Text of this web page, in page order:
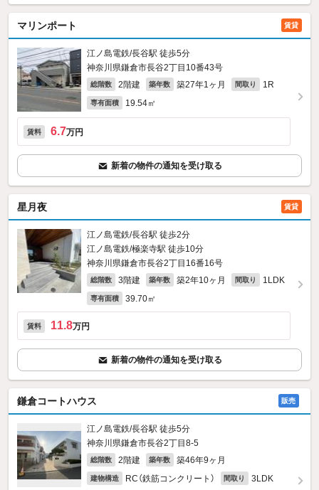
マリンポート 賃貸
江ノ島電鉄/長谷駅 徒歩5分
神奈川県鎌倉市長谷2丁目10番43号
総階数 2階建 築年数 築27年1ヶ月 間取り 1R
専有面積 19.54㎡
賃料 6.7万円
新着の物件の通知を受け取る
星月夜 賃貸
江ノ島電鉄/長谷駅 徒歩2分
江ノ島電鉄/極楽寺駅 徒歩10分
神奈川県鎌倉市長谷2丁目16番16号
総階数 3階建 築年数 築2年10ヶ月 間取り 1LDK
専有面積 39.70㎡
賃料 11.8万円
新着の物件の通知を受け取る
鎌倉コートハウス 販売
江ノ島電鉄/長谷駅 徒歩5分
神奈川県鎌倉市長谷2丁目8-5
総階数 2階建 築年数 築46年9ヶ月
建物構造 RC（鉄筋コンクリート） 間取り 3LDK